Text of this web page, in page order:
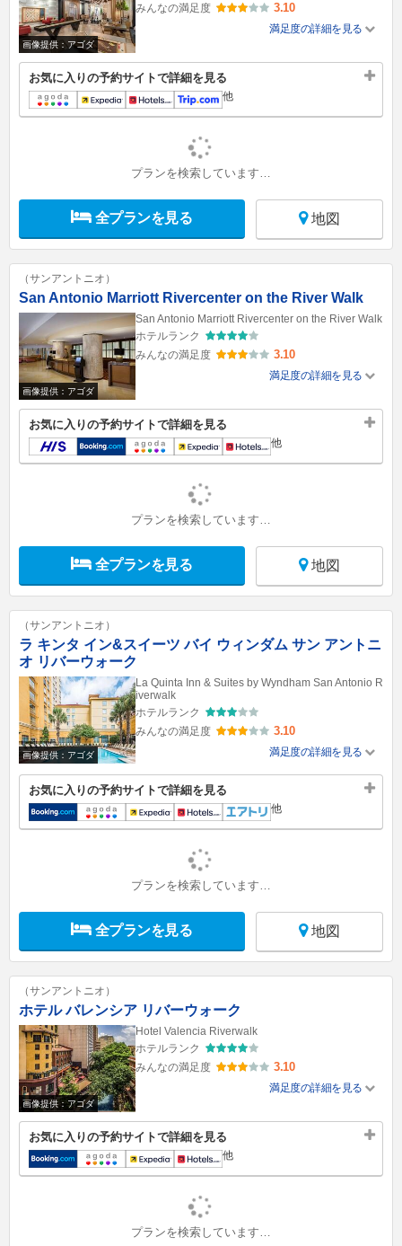
画像提供：アゴダ
みんなの満足度
3.10
満足度の詳細を見る
お気に入りの予約サイトで詳細を見る
他
プランを検索しています…
全プランを見る 地図
（サンアントニオ）
San Antonio Marriott Rivercenter on the River Walk
画像提供：アゴダ
San Antonio Marriott Rivercenter on the River Walk
ホテルランク
みんなの満足度
3.10
満足度の詳細を見る
お気に入りの予約サイトで詳細を見る
他
プランを検索しています…
全プランを見る 地図
（サンアントニオ）
ラ キンタ イン&スイーツ バイ ウィンダム サン アントニ
オ リバーウォーク
画像提供：アゴダ
La Quinta Inn & Suites by Wyndham San Antonio R
iverwalk
ホテルランク
みんなの満足度
3.10
満足度の詳細を見る
お気に入りの予約サイトで詳細を見る
他
プランを検索しています…
全プランを見る 地図
（サンアントニオ）
ホテル バレンシア リバーウォーク
画像提供：アゴダ
Hotel Valencia Riverwalk
ホテルランク
みんなの満足度
3.10
満足度の詳細を見る
お気に入りの予約サイトで詳細を見る
他
プランを検索しています…